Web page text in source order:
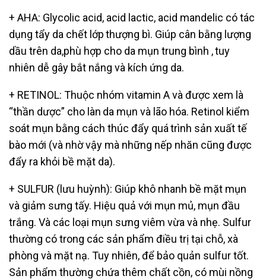
+ AHA: Glycolic acid, acid lactic, acid mandelic có tác
dụng tẩy da chết lớpthượng bì. Giúp cân bằng lượng
dầu trên da,phù hợp cho da mụn trung bình ,tuy
nhiên dễ gây bắt nắng và kích ứng da.
+ RETINOL: Thuộc nhóm vitamin A và được xem là
“thần dược” cho làn da mụn và lão hóa. Retinol kiểm
soát mụn bằng cách thúc đẩy quátrình sản xuất tế
bào mới (và nhờ vậy mà những nếp nhăn cũng được
đẩy ra khỏi bề mặt da).
+ SULFUR (lưu huỳnh): Giúp khô nhanh bề mặt mụn
và giảm sưng tấy. Hiệu quả với mụn mủ, mụn đầu
trắng. Và các loại mụn sưng viêm vừa và nhẹ. Sulfur
thường cótrong các sản phẩm điều trị tại chỗ, xà
phòng và mặt nạ. Tuy nhiên, để bảo quản sulfur tốt.
Sản phẩm thường chứa thêm chất cồn, có mùi nồng